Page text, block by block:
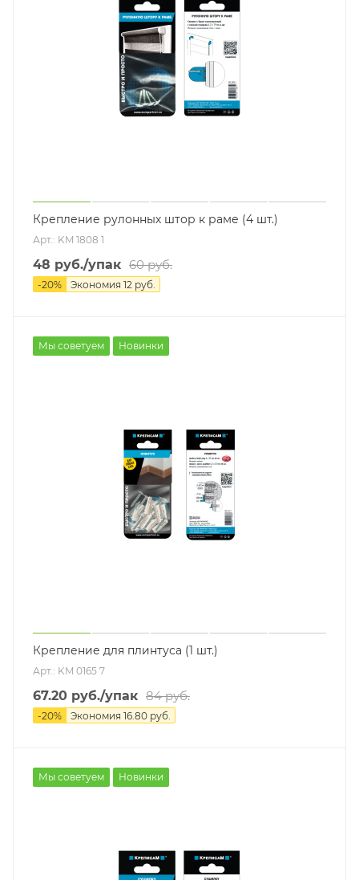
Крепление рулонных штор к раме (4 шт.)
Арт.: KM 1808 1
48 руб./упак 60руб.
-20% Экономия 12 руб.
Мы советуем Новинки
Крепление для плинтуса (1 шт.)
Арт.: KM 0165 7
67.20 руб./упак 84руб.
-20% Экономия 16.80 руб.
Мы советуем Новинки